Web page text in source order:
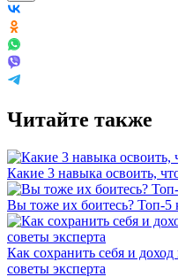
Читайте также
Какие 3 навыка освоить,
Вы тоже их боитесь? Топ-5
Как сохранить себя и
советы эксперта